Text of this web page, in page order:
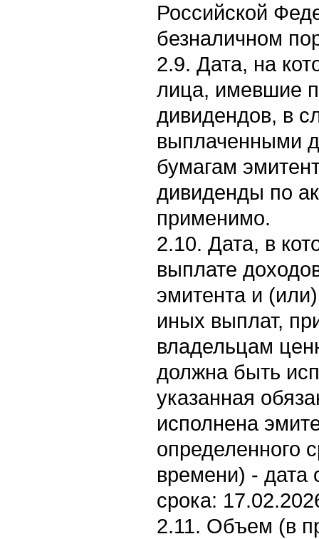
Российской
безналичном
2.9. Дата, на
лица, имевшие
дивидендов, в
выплаченными
бумагам
дивиденды по
применимо.
2.10. Дата, в
выплате
эмитента и
иных выплат,
владельцам
должна быть
указанная
исполнена
определенного
времени) - дата
срока:
2.11. Объем (в